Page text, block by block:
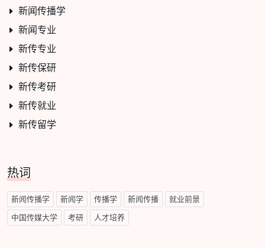
新闻传播学
新闻专业
新传专业
新传保研
新传考研
新传就业
新传留学
热词
新闻传播学 新闻学 传播学 新闻传播 就业前景
中国传媒大学 考研 人才培养